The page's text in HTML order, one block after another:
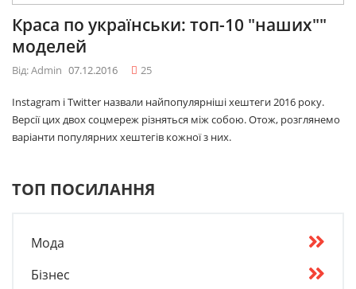
Краса по українськи: топ-10 "наших""
моделей
Від: Admin 07.12.2016 25
Instagram і Twitter назвали найпопулярніші хештеги 2016 року.
Версії цих двох соцмереж різняться між собою. Отож, розглянемо
варіанти популярних хештегів кожної з них.
ТОП ПОСИЛАННЯ
Мода
Бізнес